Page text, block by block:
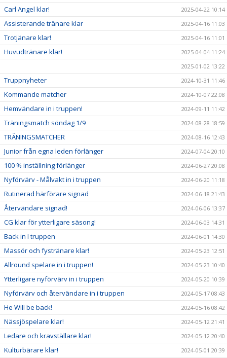
Carl Angel klar! 2025-04-22 10:14
Assisterande tränare klar 2025-04-16 11:03
Trotjänare klar! 2025-04-16 11:01
Huvudtränare klar!
2025-04-04 11:24
2025-01-02 13:22
Truppnyheter 2024-10-31 11:46
Kommande matcher 2024-10-07 22:08
Hemvändare in i truppen! 2024-09-11 11:42
Träningsmatch söndag 1/9 2024-08-28 18:59
TRÄNINGSMATCHER 2024-08-16 12:43
Junior från egna leden förlänger 2024-07-04 20:10
100 % inställning förlänger 2024-06-27 20:08
Nyförvärv - Målvakt in i truppen 2024-06-20 11:18
Rutinerad härförare signad 2024-06-18 21:43
Återvändare signad! 2024-06-06 13:37
CG klar för ytterligare säsong! 2024-06-03 14:31
Back in I truppen 2024-06-01 14:30
Massör och fystränare klar! 2024-05-23 12:51
Allround spelare in i truppen! 2024-05-23 10:40
Ytterligare nyförvärv in i truppen 2024-05-20 10:39
Nyförvärv och återvändare in i truppen 2024-05-17 08:43
He Will be back! 2024-05-16 08:42
Nässjöspelare klar! 2024-05-12 21:41
Ledare och kravställare klar! 2024-05-12 20:40
Kulturbärare klar! 2024-05-01 20:39